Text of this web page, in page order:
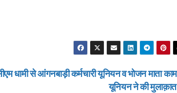
धामी से आंगनबाड़ी कर्मचारी यूनियन व भोजन माता
यूनियन ने की मुलाक़ात